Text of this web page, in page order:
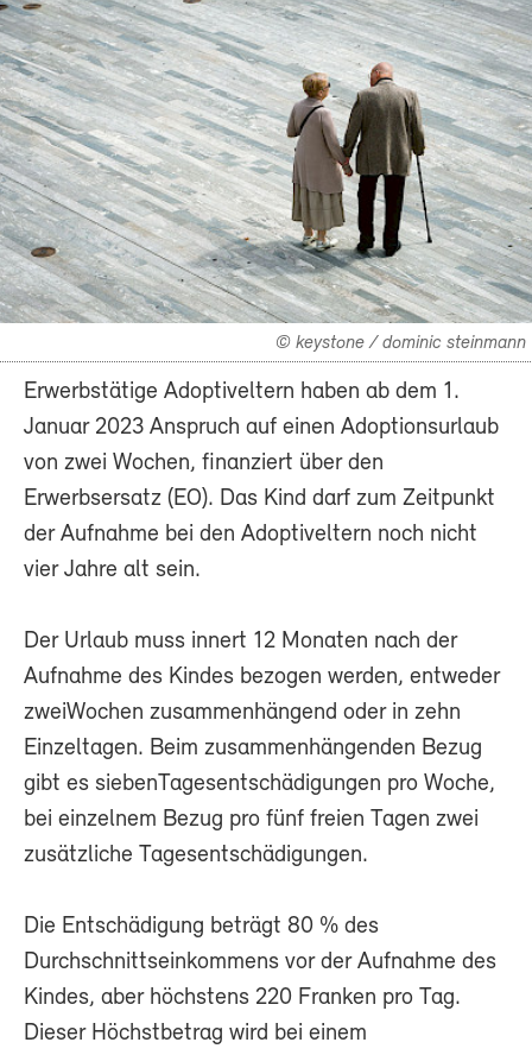
© keystone / dominic steinmann
Erwerbstätige Adoptiveltern haben ab dem 1.
Januar 2023 Anspruch auf einen Adoptionsurlaub
von zwei Wochen, finanziert über den
Erwerbsersatz (EO). Das Kind darf zum Zeitpunkt
der Aufnahme bei den Adoptiveltern noch nicht
vier Jahre alt sein.
Der Urlaub muss innert 12 Monaten nach der
Aufnahme des Kindes bezogen werden, entweder
zweiWochen zusammenhängend oder in zehn
Einzeltagen. Beim zusammenhängenden Bezug
gibt es siebenTagesentschädigungen pro Woche,
bei einzelnem Bezug pro fünf freien Tagen zwei
zusätzliche Tagesentschädigungen.
Die Entschädigung beträgt 80 % des
Durchschnittseinkommens vor der Aufnahme des
Kindes, aber höchstens 220 Franken pro Tag.
Dieser Höchstbetrag wird bei einem